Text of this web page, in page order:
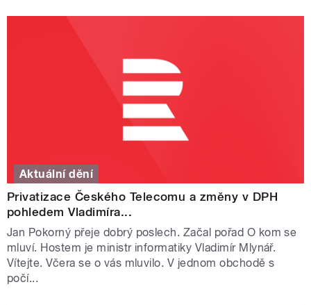
Aktuální dění
Privatizace Českého Telecomu a změny v DPH
pohledem Vladimíra...
Jan Pokorný přeje dobrý poslech. Začal pořad O kom se
mluví. Hostem je ministr informatiky Vladimír Mlynář.
Vítejte. Včera se o vás mluvilo. V jednom obchodě s
počí...